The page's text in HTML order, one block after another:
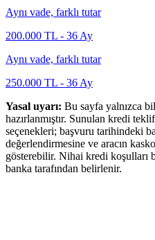
Aynı vade, farklı tutar
200.000 TL - 36 Ay
Aynı vade, farklı tutar
250.000 TL - 36 Ay
Yasal uyarı: Bu sayfa yalnızca
hazırlanmıştır. Sunulan kredi
seçenekleri; başvuru tarihindeki
değerlendirmesine ve aracın
gösterebilir. Nihai kredi koşulları
banka tarafından belirlenir.